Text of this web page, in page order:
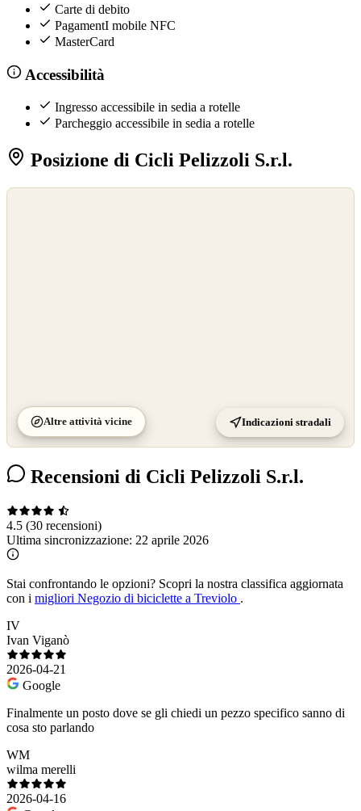
Carte di debito
PagamentI mobile NFC
MasterCard
Accessibilità
Ingresso accessibile in sedia a rotelle
Parcheggio accessibile in sedia a rotelle
Posizione di Cicli Pelizzoli S.r.l.
Altre attività vicine Indicazioni stradali
Recensioni di Cicli Pelizzoli S.r.l.
4.5 (30 recensioni)
Ultima sincronizzazione: 22 aprile 2026
Stai confrontando le opzioni? Scopri la nostra classifica aggiornata
con i migliori Negozio di biciclette a Treviolo .
IV
Ivan Viganò
2026-04-21
Google
Finalmente un posto dove se gli chiedi un pezzo specifico sanno di
cosa sto parlando
WM
wilma merelli
2026-04-16